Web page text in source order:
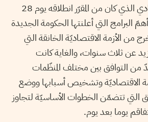
الحوار الوطني الاقتصادي الذي كان من المقرّر انطلاقه يوم 28
من أهمّ البرامج التي أعلنتها الحكومة الجديدة
من الأزمة الاقتصاديّة الخانقة التي
عن ثلاث سنوات، والغاية كانت
من التوافق بين مختلف المنظّمات
الاقتصاديّة وتشخيص أسبابها ووضع
التي تتضمّن الخطوات الأساسيّة لتجاوز
يوما بعد يوم.